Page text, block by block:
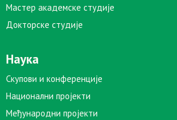
Мастер академске студије
Докторске студије
Наука
Скупови и конференције
Национални пројекти
Међународни пројекти